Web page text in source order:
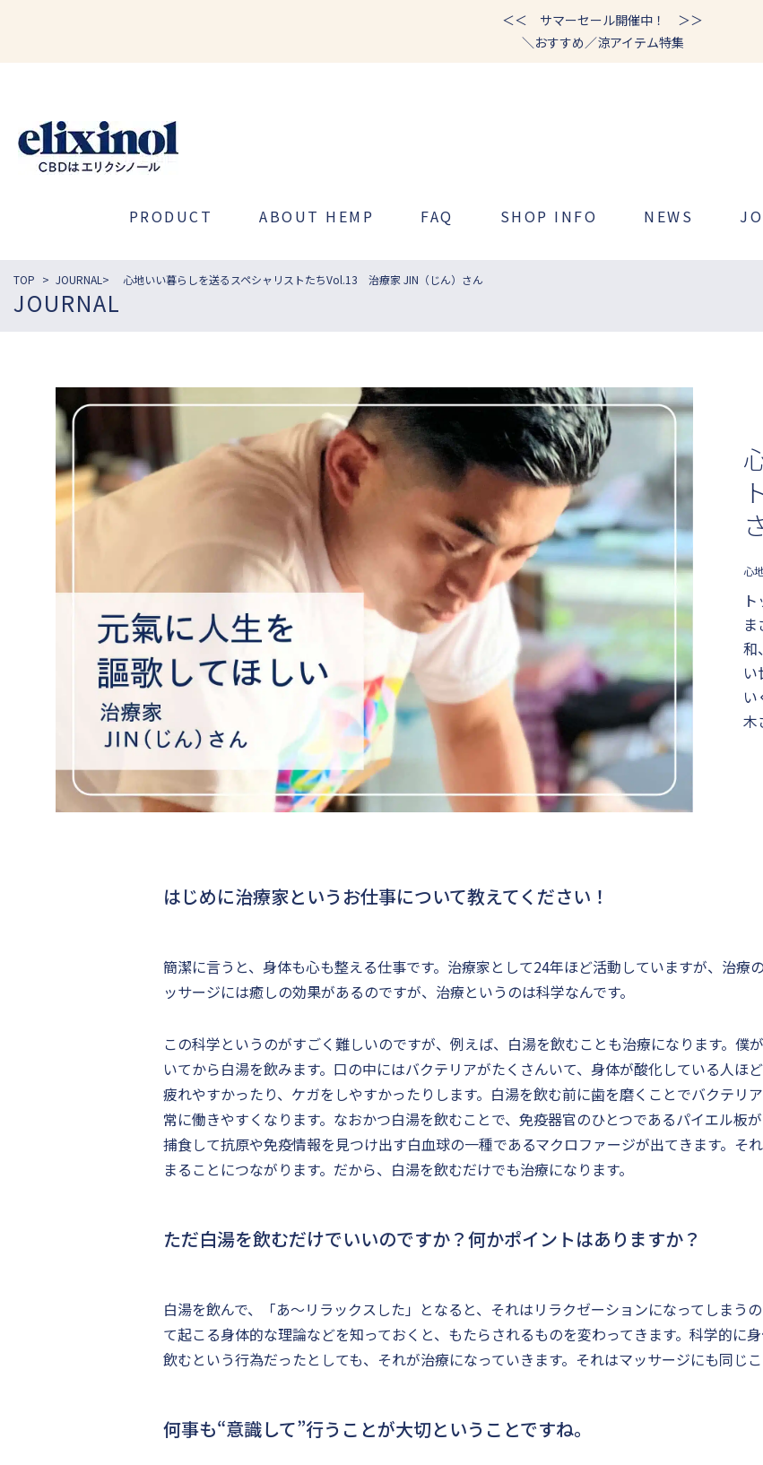
＜＜ サマーセール開催中！ ＞＞
＼おすすめ／涼アイテム特集
PRODUCT ABOUT HEMP FAQ SHOP INFO NEWS
TOP > JOURNAL> 心地いい暮らしを送るスペシャリストたちVol.13 治療家 JIN（じん）さん
JOURNAL
心
和
木
はじめに治療家というお仕事について教えてください！
簡潔に言うと、身体も心も整える仕事です。治療家として24年ほど活動していますが、治療
ッサージには癒しの効果があるのですが、治療というのは科学なんです。
この科学というのがすごく難しいのですが、例えば、白湯を飲むことも治療になります。僕
いてから白湯を飲みます。口の中にはバクテリアがたくさんいて、身体が酸化している人ほ
疲れやすかったり、ケガをしやすかったりします。白湯を飲む前に歯を磨くことでバクテリ
常に働きやすくなります。なおかつ白湯を飲むことで、免疫器官のひとつであるパイエル板
捕食して抗原や免疫情報を見つけ出す白血球の一種であるマクロファージが出てきます。そ
まることにつながります。だから、白湯を飲むだけでも治療になります。
ただ白湯を飲むだけでいいのですか？何かポイントはありますか？
白湯を飲んで、「あ～リラックスした」となると、それはリラクゼーションになってしまう
て起こる身体的な理論などを知っておくと、もたらされるものを変わってきます。科学的に
飲むという行為だったとしても、それが治療になっていきます。それはマッサージにも同じこ
何事も“意識して”行うことが大切ということですね。